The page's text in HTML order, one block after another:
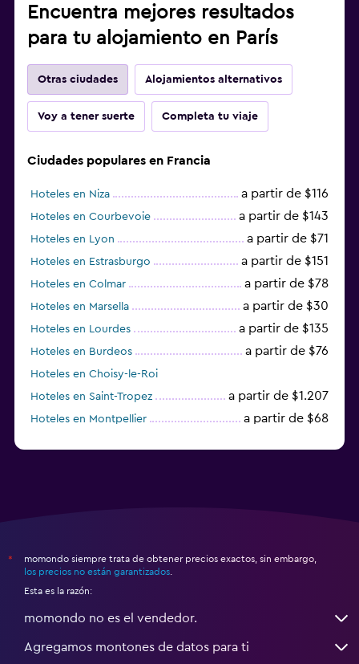
Encuentra mejores resultados
para tu alojamiento en París
Otras ciudades Alojamientos alternativos
Voy a tener suerte Completa tu viaje
Ciudades populares en Francia
Hoteles en Niza a partir de $116
Hoteles en Courbevoie a partir de $143
Hoteles en Lyon a partir de $71
Hoteles en Estrasburgo a partir de $151
Hoteles en Colmar a partir de $78
Hoteles en Marsella a partir de $30
Hoteles en Lourdes a partir de $135
Hoteles en Burdeos a partir de $76
Hoteles en Choisy-le-Roi
Hoteles en Saint-Tropez
a partir de $1.207
Hoteles en Montpellier a partir de $68
*
momondo siempre trata de obtener precios exactos, sin embargo,
los precios no están garantizados
Esta es la razón:
momondo no es el vendedor.
Agregamos montones de datos para ti